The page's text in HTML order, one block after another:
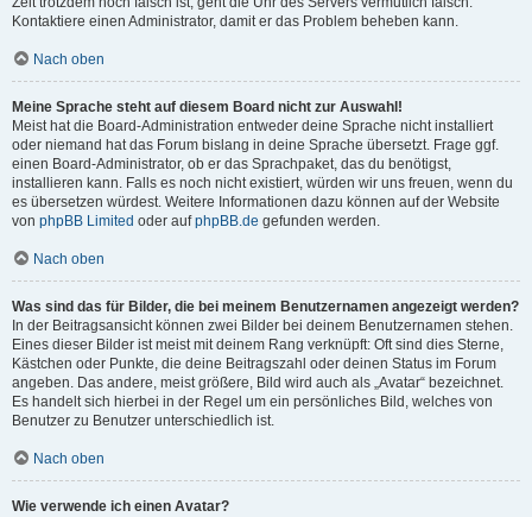
Kontaktiere einen Administrator, damit er das Problem beheben kann.
Nach oben
Meine Sprache steht auf diesem Board nicht zur Auswahl!
Meist hat die Board-Administration entweder deine Sprache nicht installiert
oder niemand hat das Forum bislang in deine Sprache übersetzt. Frage ggf.
einen Board-Administrator, ob er das Sprachpaket, das du benötigst,
installieren kann. Falls es noch nicht existiert, würden wir uns freuen, wenn du
es übersetzen würdest. Weitere Informationen dazu können auf der Website
von phpBB Limited oder aufphpBB.de gefunden werden.
Nach oben
Was sind das für Bilder, die bei meinem Benutzernamen angezeigt werden?
In der Beitragsansicht können zwei Bilder bei deinem Benutzernamen stehen.
Eines dieser Bilder ist meist mit deinem Rang verknüpft: Oft sind dies Sterne,
Kästchen oder Punkte, die deine Beitragszahl oder deinen Status im Forum
angeben. Das andere, meist größere, Bild wird auch als „Avatar“ bezeichnet.
Es handelt sich hierbei in der Regel um ein persönliches Bild, welches von
Benutzer zu Benutzer unterschiedlich ist.
Nach oben
Wie verwende ich einen Avatar?